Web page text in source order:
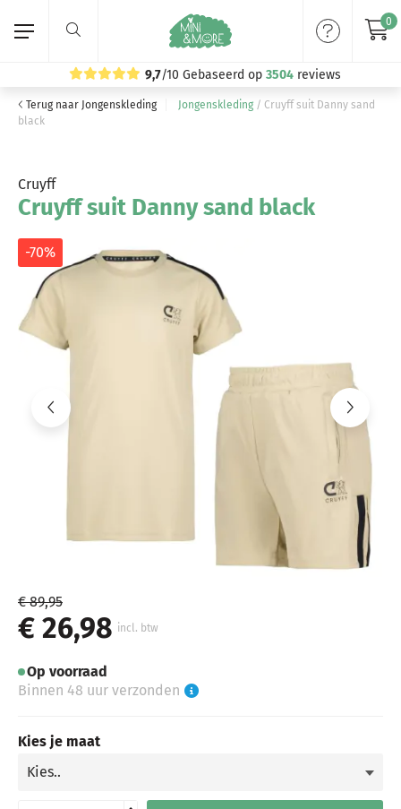
9,7/10 Gebaseerd op 3504 reviews
0
Jongenskleding
Merken
Volg ons:
Terug naar Jongenskleding Jongenskleding / Cruyff suit Danny sand
black
Cruyff
Cruyff suit Danny sand black
-70%
€ 89,95
€ 26,98 incl. btw
Op voorraad
Binnen 48 uur verzonden
Kies je maat